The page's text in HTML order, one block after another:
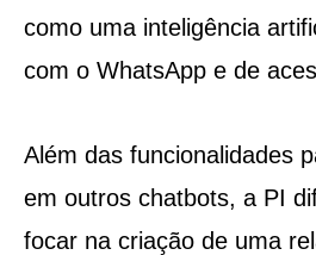
como uma inteligência
com o WhatsApp e de
Além das funcionalidades
em outros chatbots, a PI
focar na criação de uma